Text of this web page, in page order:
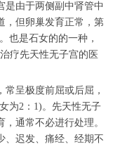
是由于两侧副中肾管中
，但卵巢发育正常，第
也是石女的的一种，
疗先天性无子宫的医
呈极度前屈或后屈，
为2：1)。先天性无子
通常不必进行处理。
、迟发、痛经、经期不